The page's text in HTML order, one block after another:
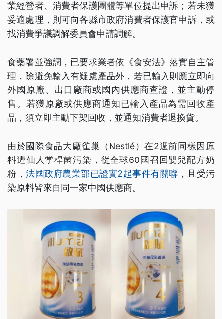
業經營者、消費者保護團體等單位提出申訴；若未獲
妥適處理，則可向各縣市政府消費者保護官申訴，或
找消費爭議調解委員會申請調解。
食藥署並強調，已要求業者依《食安法》落實自主管
理，除避免輸入有疑慮產品外，若已輸入則應立即向
外國原廠、出口廠商或國內供應商查證，並主動停
售。若獲原廠或供應商通知已輸入產品為需回收產
品，須立即主動下架回收，並通知消費者退換貨。
由於國際食品大廠雀巢（Nestlé）在2週前同樣因原
料遭仙人掌桿菌污染，從全球60國召回嬰兒配方奶
粉， 法國政府農業部已證實2起事件有關聯 ，且受污
染原料皆來自同一家中國供應商。